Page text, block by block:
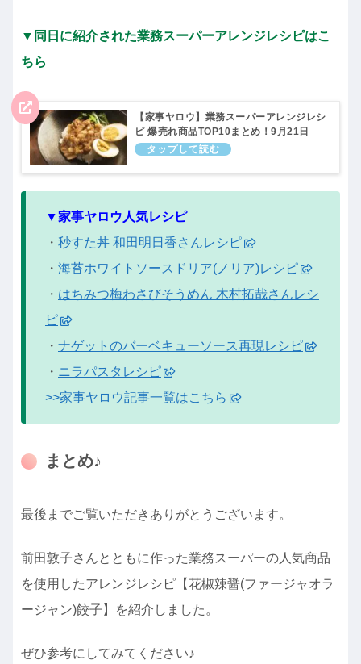
▼同日に紹介された業務スーパーアレンジレシピはこ
ちら
【家事ヤロウ】業務スーパーアレンジレシ
ピ 爆売れ商品TOP10まとめ！9月21日
▼家事ヤロウ人気レシピ
・ 秒すた丼 和田明日香さんレシピ
・ 海苔ホワイトソースドリア(ノリア)レシピ
・ はちみつ梅わさびそうめん 木村拓哉さんレシ
ピ
・ ナゲットのバーベキューソース再現レシピ
・ ニラパスタレシピ
>>家事ヤロウ記事一覧はこちら
まとめ♪
最後までご覧いただきありがとうございます。
前田敦子さんとともに作った業務スーパーの人気商品
を使用したアレンジレシピ【花椒辣醤(ファージャオラ
ージャン)餃子】を紹介しました。
ぜひ参考にしてみてください♪